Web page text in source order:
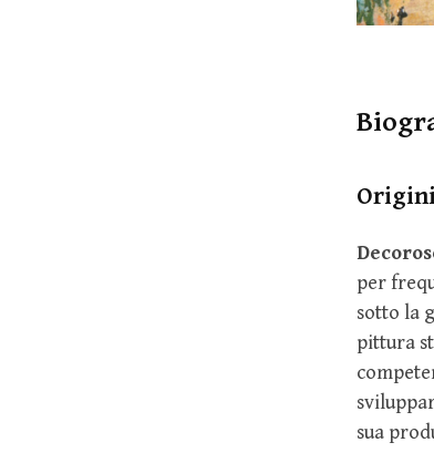
per
sotto la
pittura
sua